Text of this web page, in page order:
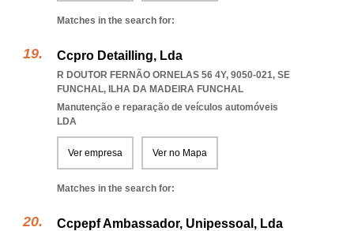
Matches in the search for:
Ccpro Detailling, Lda
R DOUTOR FERNÃO ORNELAS 56 4Y, 9050-021, SE
FUNCHAL, ILHA DA MADEIRA FUNCHAL
Manutenção e reparação de veículos automóveis
LDA
Ver empresa Ver no Mapa
Matches in the search for:
Ccpepf Ambassador, Unipessoal, Lda